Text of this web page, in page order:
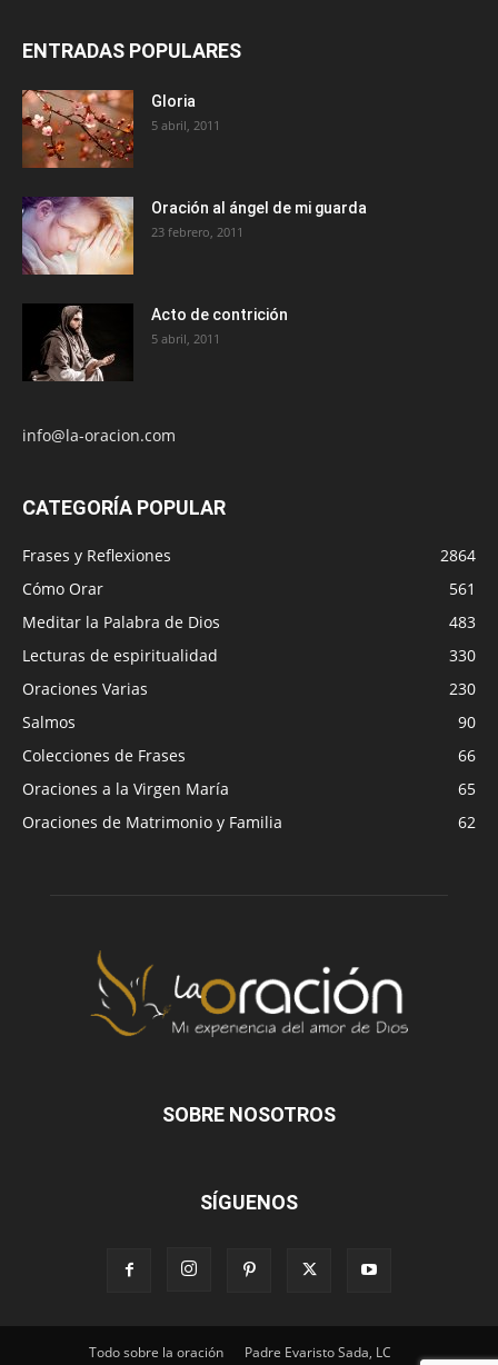
ENTRADAS POPULARES
Gloria
5 abril, 2011
Oración al ángel de mi guarda
23 febrero, 2011
Acto de contrición
5 abril, 2011
info@la-oracion.com
CATEGORÍA POPULAR
Frases y Reflexiones
2864
Cómo Orar
561
Meditar la Palabra de Dios
483
Lecturas de espiritualidad
330
Oraciones Varias
230
Salmos
90
Colecciones de Frases
66
Oraciones a la Virgen María
65
Oraciones de Matrimonio y Familia
62
SOBRE NOSOTROS
SÍGUENOS
Todo sobre la oración Padre Evaristo Sada, LC